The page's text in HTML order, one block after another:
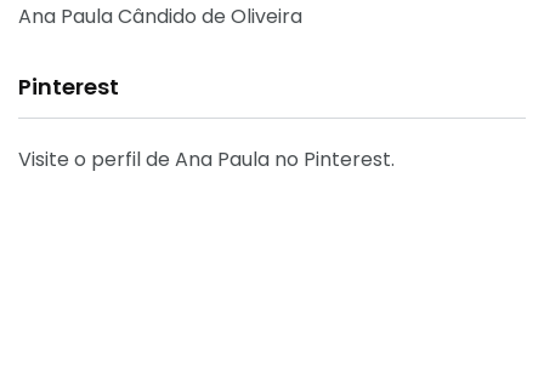
Ana Paula Cândido de Oliveira
Pinterest
Visite o perfil de Ana Paula no Pinterest.